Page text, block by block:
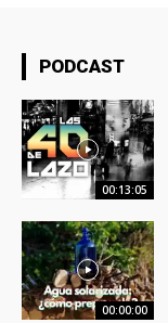
PODCAST
00:13:05
00:00:00